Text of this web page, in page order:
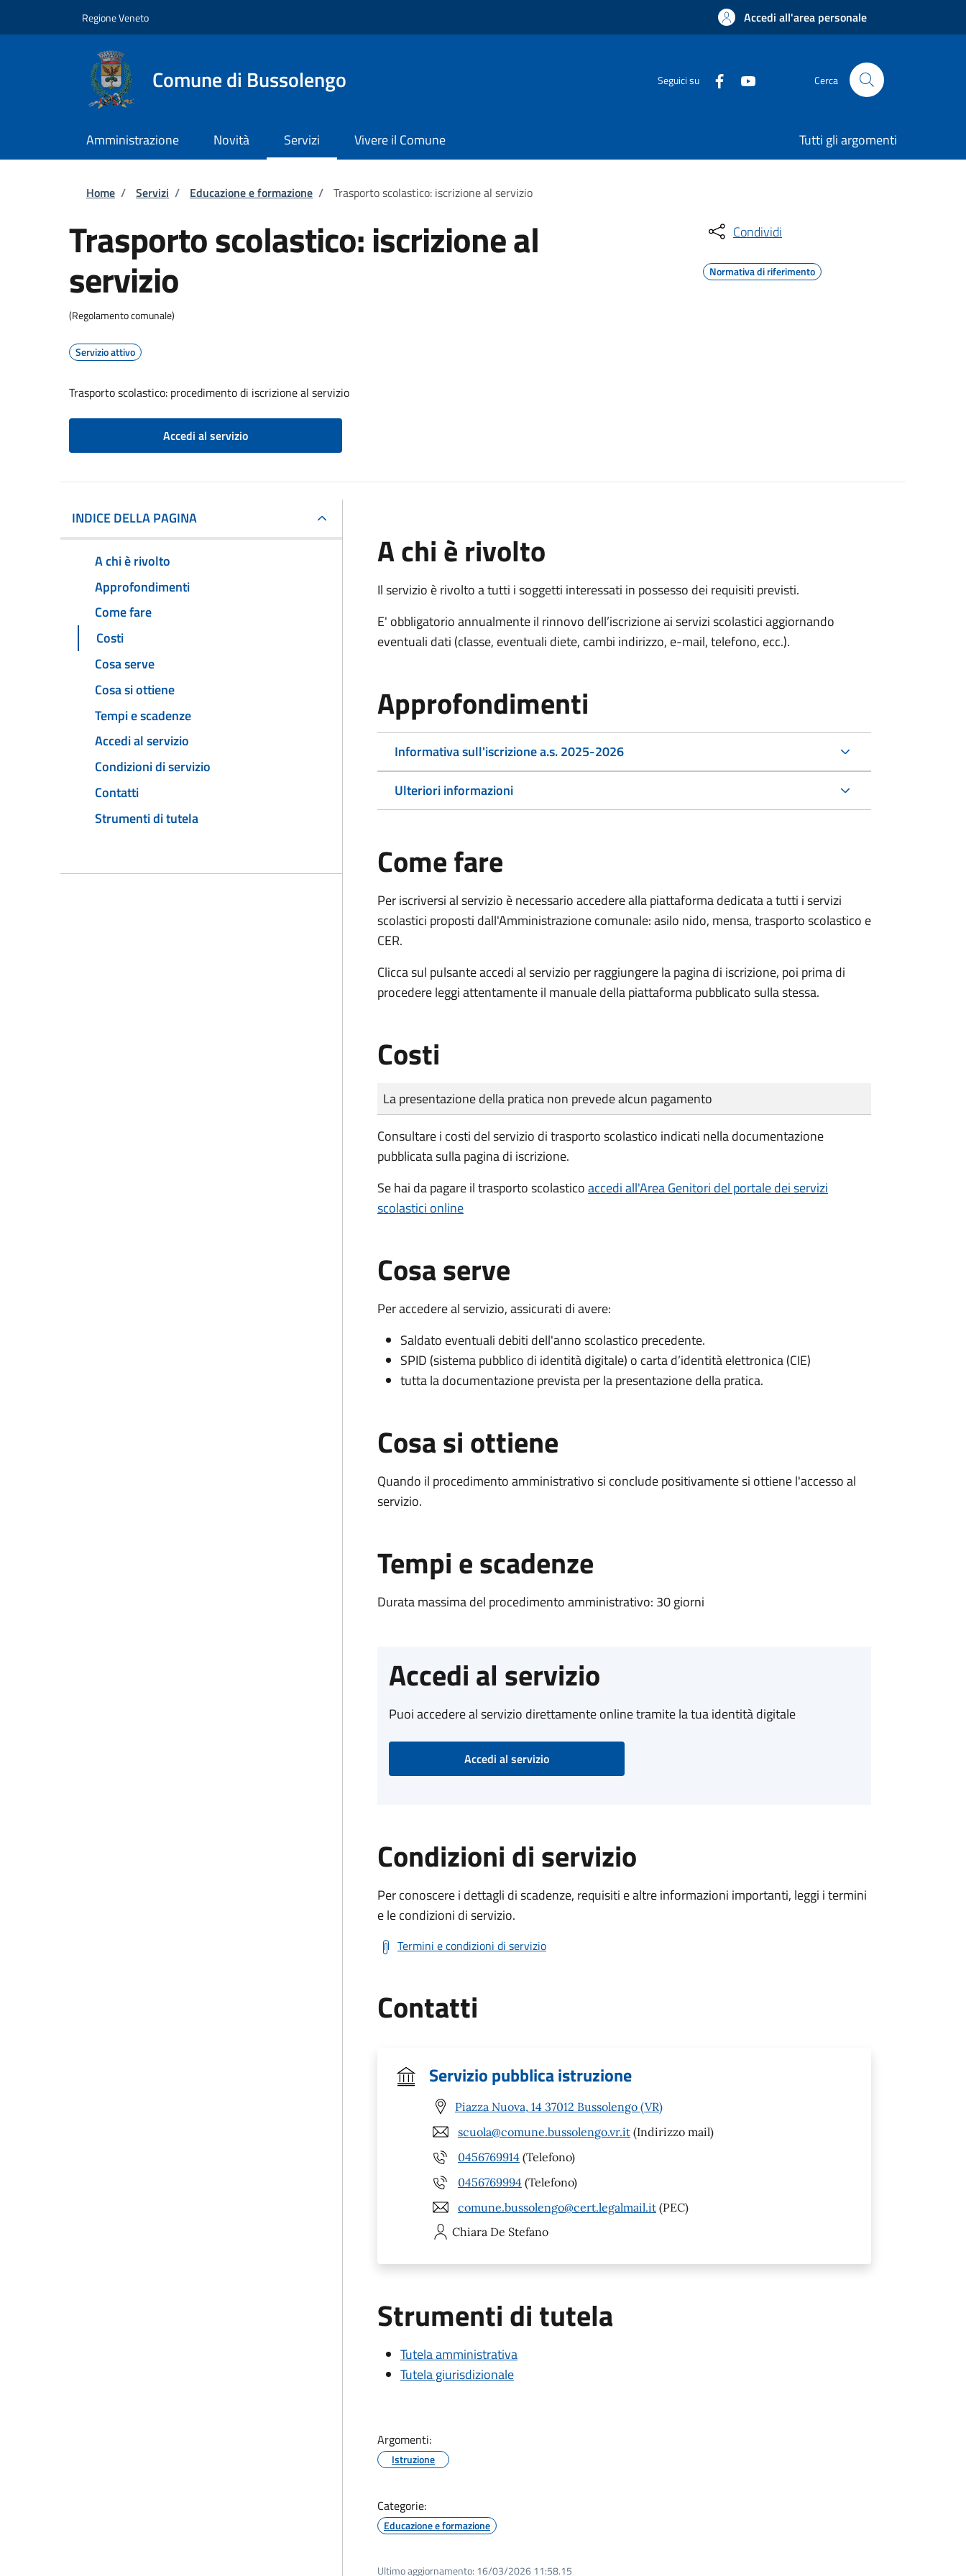
Regione Veneto Accedi all'area personale
Comune di Bussolengo Seguici su Cerca
Amministrazione Novità Servizi Vivere il Comune Tutti gli argomenti
Briciole di pane
Home / Servizi / Educazione e formazione / Trasporto scolastico: iscrizione al servizio
Trasporto scolastico: iscrizione al
servizio
(Regolamento comunale)
Servizio attivo
Trasporto scolastico: procedimento di iscrizione al servizio
Accedi al servizio
Condividi
Normativa di riferimento
INDICE DELLA PAGINA
A chi è rivolto
Approfondimenti
Come fare
Costi
Cosa serve
Cosa si ottiene
Tempi e scadenze
Accedi al servizio
Condizioni di servizio
Contatti
Strumenti di tutela
A chi è rivolto
Il servizio è rivolto a tutti i soggetti interessati in possesso dei requisiti previsti.
E' obbligatorio annualmente il rinnovo dell’iscrizione ai servizi scolastici aggiornando
eventuali dati (classe, eventuali diete, cambi indirizzo, e-mail, telefono, ecc.).
Approfondimenti
Informativa sull'iscrizione a.s. 2025-2026
Ulteriori informazioni
Come fare
Per iscriversi al servizio è necessario accedere alla piattaforma dedicata a tutti i servizi
scolastici proposti dall'Amministrazione comunale: asilo nido, mensa, trasporto scolastico e
CER.
Clicca sul pulsante accedi al servizio per raggiungere la pagina di iscrizione, poi prima di
procedere leggi attentamente il manuale della piattaforma pubblicato sulla stessa.
Costi
Tipo di pagamento
Importo
La presentazione della pratica non prevede alcun pagamento
Consultare i costi del servizio di trasporto scolastico indicati nella documentazione
pubblicata sulla pagina di iscrizione.
Se hai da pagare il trasporto scolasticoaccedi all'Area Genitori del portale dei servizi
scolastici online
Cosa serve
Per accedere al servizio, assicurati di avere:
Saldato eventuali debiti dell'anno scolastico precedente.
SPID (sistema pubblico di identità digitale) o carta d’identità elettronica (CIE)
tutta la documentazione prevista per la presentazione della pratica.
Cosa si ottiene
Quando il procedimento amministrativo si conclude positivamente si ottiene l'accesso al
servizio.
Tempi e scadenze
Durata massima del procedimento amministrativo: 30 giorni
Accedi al servizio
Puoi accedere al servizio direttamente online tramite la tua identità digitale
Accedi al servizio
Condizioni di servizio
Per conoscere i dettagli di scadenze, requisiti e altre informazioni importanti, leggi i termini
e le condizioni di servizio.
Termini e condizioni di servizio
Contatti
Servizio pubblica istruzione
Piazza Nuova, 14 37012 Bussolengo (VR)
scuola@comune.bussolengo.vr.it (Indirizzo mail)
0456769914 (Telefono)
0456769994 (Telefono)
comune.bussolengo@cert.legalmail.it (PEC)
Chiara De Stefano
Strumenti di tutela
Tutela amministrativa
Tutela giurisdizionale
Argomenti:
Istruzione
Categorie:
Educazione e formazione
Ultimo aggiornamento: 16/03/2026 11:58.15